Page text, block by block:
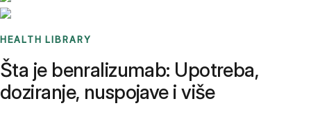
HEALTH LIBRARY
Šta je benralizumab: Upotreba,
doziranje, nuspojave i više